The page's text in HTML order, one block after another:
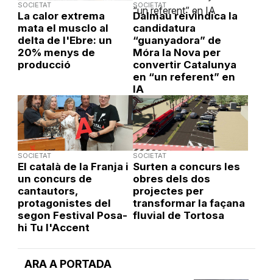
ARA A PORTADA
SOCIETAT
La calor extrema
mata el musclo al
delta de l'Ebre: un
20% menys de
producció
SOCIETAT
Dalmau reivindica la
candidatura
“guanyadora” de
Móra la Nova per
convertir Catalunya
en “un referent” en
IA
SOCIETAT
El català de la Franja i
un concurs de
cantautors,
protagonistes del
segon Festival Posa-
hi Tu l'Accent
SOCIETAT
Surten a concurs les
obres dels dos
projectes per
transformar la façana
fluvial de Tortosa